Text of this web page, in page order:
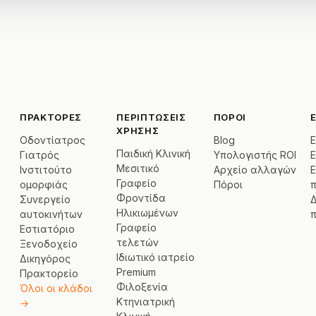
ΠΡΆΚΤΟΡΕΣ
Οδοντίατρος
Γιατρός
Ινστιτούτο
ομορφιάς
Συνεργείο
αυτοκινήτων
Εστιατόριο
Ξενοδοχείο
Δικηγόρος
Πρακτορείο
Όλοι οι κλάδοι
→
ΠΕΡΙΠΤΏΣΕΙΣ
ΧΡΉΣΗΣ
Παιδική Κλινική
Μεσιτικό
Γραφείο
Φροντίδα
Ηλικιωμένων
Γραφείο
τελετών
Ιδιωτικό ιατρείο
Premium
Φιλοξενία
Κτηνιατρική
ΠΌΡΟΙ
Blog
Υπολογιστής ROI
Αρχείο αλλαγών
Πόροι